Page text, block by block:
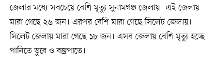
জেলার মধ্যে সবচেয়ে বেশি মৃত্যু সুনামগঞ্জ জেলায়। এই জেলায়
মারা গেছে ২৬ জন। এরপর বেশি মারা গেছে সিলেট জেলায়।
সিলেট জেলায় মারা গেছে ১৮ জন। এসব জেলায় বেশি মৃত্যু হচ্ছে
পানিতে ডুবে ও বজ্রপাতে।